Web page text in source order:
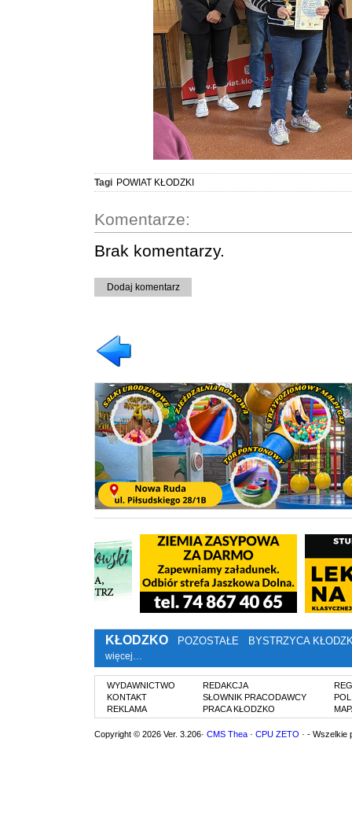
Tagi POWIAT KŁODZKI
Komentarze:
Brak komentarzy.
Dodaj komentarz
KŁODZKO POZOSTAŁE BYSTRZYCA
więcej…
WYDAWNICTWO
KONTAKT
REKLAMA
REDAKCJA
SŁOWNIK PRACODAWCY
PRACA KŁODZKO
Copyright © 2026 Ver. 3.206· CMS Thea · CPU ZETO · - Wszelkie